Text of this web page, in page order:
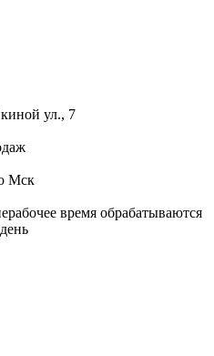
ул., 7
Мск
время обрабатываются